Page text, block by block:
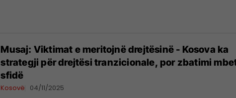
Musaj: Viktimat e meritojnë drejtësinë - Kosova ka
strategji për drejtësi tranzicionale, por zbatimi
sfidë
Kosovë 04/11/2025